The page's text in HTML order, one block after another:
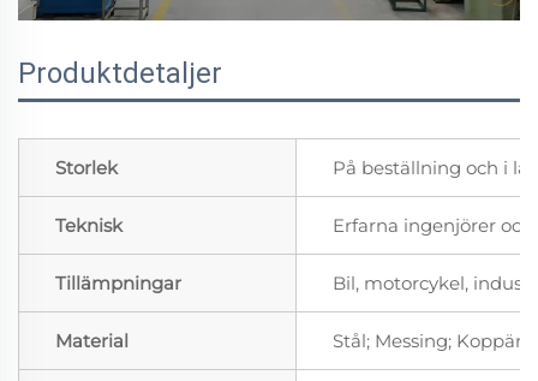
Produktdetaljer
Storlek På beställning och i
Teknisk Erfarna ingenjörer
Tillämpningar Bil, motorcykel,
Material Stål; Messing;